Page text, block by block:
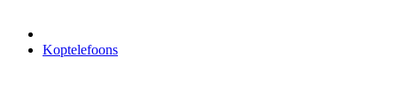
Koptelefoons